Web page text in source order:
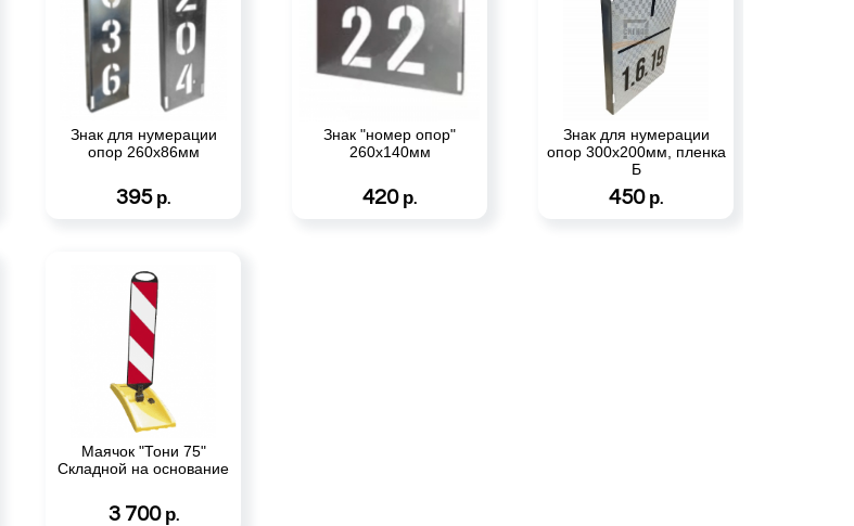
Знак для нумерации
опор 260х86мм
395 р.
Знак "номер опор"
260х140мм
420 р.
Знак для нумерации
опор 300х200мм, пленка
Б
450 р.
Маячок "Тони 75"
Складной на основание
3 700 р.